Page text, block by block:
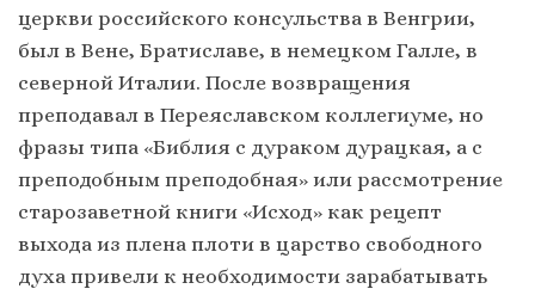
церкви российского консульства в Венгрии,
был в Вене, Братиславе, в немецком Галле, в
северной Италии. После возвращения
преподавал в Переяславском коллегиуме, но
фразы типа «Библия с дураком дурацкая, а с
преподобным преподобная» или рассмотрение
старозаветной книги «Исход» как рецепт
выхода из плена плоти в царство свободного
духа привели к необходимости зарабатывать